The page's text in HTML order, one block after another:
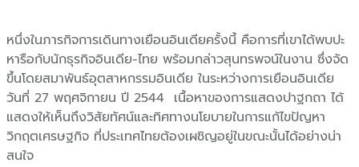
หนึ่งในภารกิจการเดินทางเยือนอินเดียครั้งนี้ คือการที่เขาได้พบปะ
หารือกับนักธุรกิจอินเดีย-ไทย พร้อมกล่าวสุนทรพจน์ในงาน ซึ่งจัด
ขึ้นโดยสมาพันธ์อุตสาหกรรมอินเดีย ในระหว่างการเยือนอินเดีย
วันที่ 27 พฤศจิกายน ปี 2544 เนื้อหาของการแสดงปาฐกถา ได้
แสดงให้เห็นถึงวิสัยทัศน์และทิศทางนโยบายในการแก้ไขปัญหา
วิกฤตเศรษฐกิจ ที่ประเทศไทยต้องเผชิญอยู่ในขณะนั้นได้อย่างน่า
สนใจ